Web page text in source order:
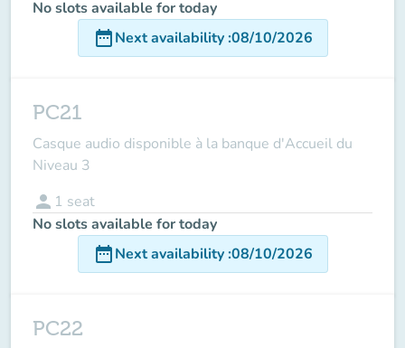
No slots available for today
date_rangeNext availability:08/10/2026
PC21
Casque audio disponible à la banque d'Accueil du
Niveau 3
person 1 seat
No slots available for today
date_rangeNext availability:08/10/2026
PC22